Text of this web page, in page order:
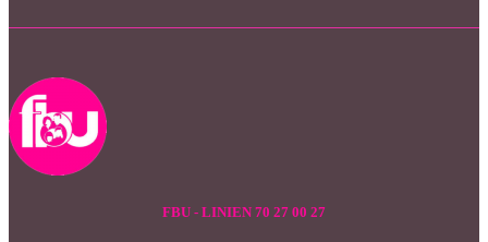
FBU - LINIEN 70 27 00 27